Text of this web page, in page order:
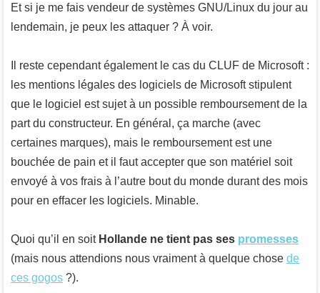
Et si je me fais vendeur de systèmes GNU/Linux du jour au
lendemain, je peux les attaquer ? À voir.
Il reste cependant également le cas du CLUF de Microsoft :
les mentions légales des logiciels de Microsoft stipulent
que le logiciel est sujet à un possible remboursement de la
part du constructeur. En général, ça marche (avec
certaines marques), mais le remboursement est une
bouchée de pain et il faut accepter que son matériel soit
envoyé à vos frais à l’autre bout du monde durant des mois
pour en effacer les logiciels. Minable.
Quoi qu’il en soit Hollande ne tient pas ses promesses
(mais nous attendions nous vraiment à quelque chose de
ces gogos ?).